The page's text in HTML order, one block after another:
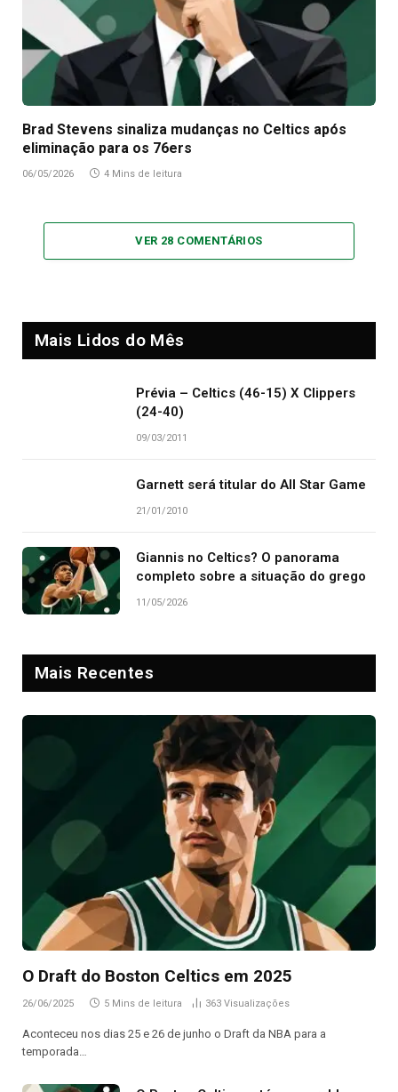
Brad Stevens sinaliza mudanças no Celtics após
eliminação para os 76ers
06/05/2026 4 Mins de leitura
VER 28 COMENTÁRIOS
Mais Lidos do Mês
Prévia – Celtics (46-15) X Clippers
(24-40)
09/03/2011
Garnett será titular do All Star Game
21/01/2010
Giannis no Celtics? O panorama
completo sobre a situação do grego
11/05/2026
Mais Recentes
O Draft do Boston Celtics em 2025
26/06/2025 5 Mins de leitura 363 Visualizações
Aconteceu nos dias 25 e 26 de junho o Draft da NBA para a
temporada…